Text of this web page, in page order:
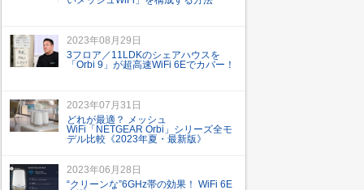
2023年08月29日
3フロア／11LDKのシェアハウスを
「Orbi 9」が超高速WiFi 6Eでカバー！
2023年07月31日
どれが最適？ メッシュ
WiFi「NETGEAR Orbi」シリーズ全モ
デル比較《2023年夏・最新版》
2023年06月28日
“クリーンな”6GHz帯の効果！ WiFi 6E